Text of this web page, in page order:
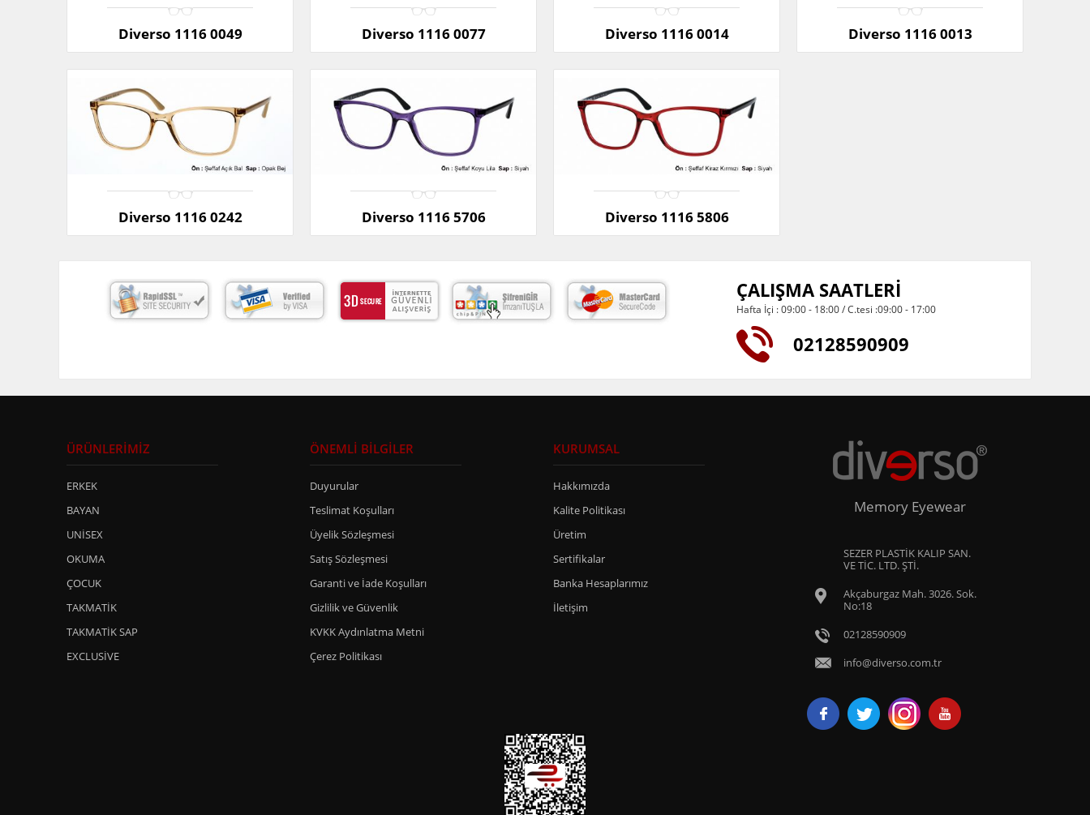
Diverso 1116 0049 Diverso 1116 0077 Diverso 1116 0014 Diverso 1116 0013
Diverso 1116 0242 Diverso 1116 5706 Diverso 1116 5806
ÇALIŞMA SAATLERİ
Hafta İçi : 09:00 - 18:00 / C.tesi :09:00 - 17:00
02128590909
ÜRÜNLERİMİZ
ERKEK
BAYAN
UNİSEX
OKUMA
ÇOCUK
TAKMATİK
TAKMATİK SAP
EXCLUSİVE
ÖNEMLİ BİLGİLER
Duyurular
Teslimat Koşulları
Üyelik Sözleşmesi
Satış Sözleşmesi
Garanti ve İade Koşulları
Gizlilik ve Güvenlik
KVKK Aydınlatma Metni
Çerez Politikası
KURUMSAL
Hakkımızda
Kalite Politikası
Üretim
Sertifikalar
Banka Hesaplarımız
İletişim
Memory Eyewear
SEZER PLASTİK KALIP SAN.
VE TİC. LTD. ŞTİ.
Akçaburgaz Mah. 3026. Sok.
No:18
02128590909
info@diverso.com.tr